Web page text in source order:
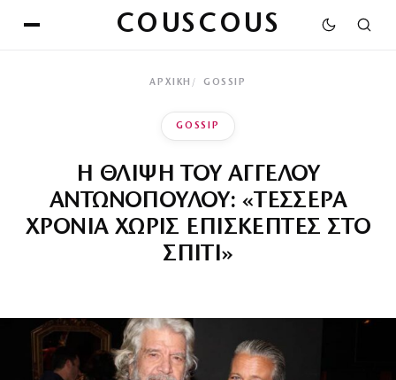
COUSCOUS
ΑΡΧΙΚΉ GOSSIP
GOSSIP
Η ΘΛΙΨΗ ΤΟΥ ΑΓΓΕΛΟΥ
ΑΝΤΩΝΟΠΟΥΛΟΥ: «ΤΕΣΣΕΡΑ
ΧΡΟΝΙΑ ΧΩΡΙΣ ΕΠΙΣΚΕΠΤΕΣ ΣΤΟ
ΣΠΙΤΙ»